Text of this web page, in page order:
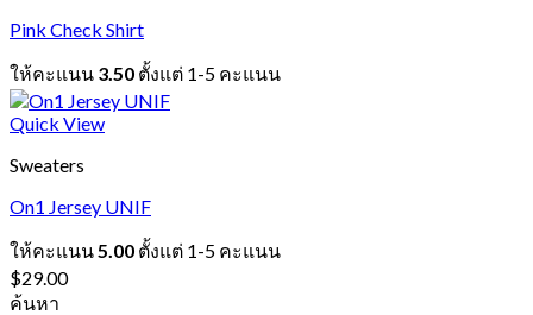
Pink Check Shirt
ให้คะแนน 3.50 ตั้งแต่ 1-5 คะแนน
Quick View
Sweaters
On1 Jersey UNIF
ให้คะแนน 5.00 ตั้งแต่ 1-5 คะแนน
$29.00
ค้นหา